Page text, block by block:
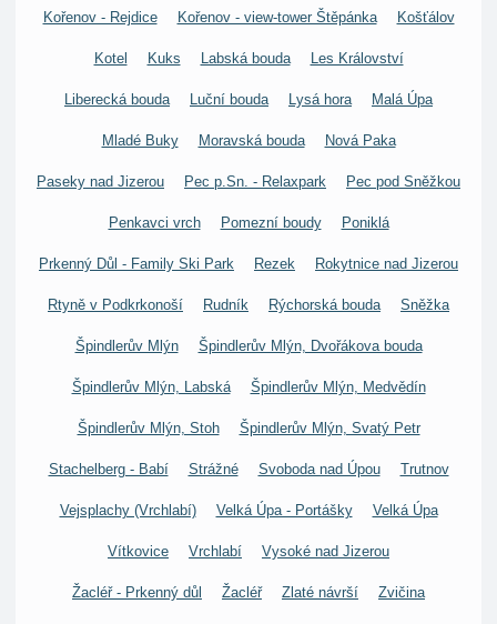
Kořenov - Rejdice Kořenov - view-tower Štěpánka Košťálov
Kotel Kuks Labská bouda Les Království
Liberecká bouda Luční bouda Lysá hora Malá Úpa
Mladé Buky Moravská bouda Nová Paka
Paseky nad Jizerou Pec p.Sn. - Relaxpark Pec pod Sněžkou
Penkavci vrch Pomezní boudy Poniklá
Prkenný Důl - Family Ski Park Rezek Rokytnice nad Jizerou
Rtyně v Podkrkonoší Rudník Rýchorská bouda Sněžka
Špindlerův Mlýn Špindlerův Mlýn, Dvořákova bouda
Špindlerův Mlýn, Labská Špindlerův Mlýn, Medvědín
Špindlerův Mlýn, Stoh Špindlerův Mlýn, Svatý Petr
Stachelberg - Babí Strážné Svoboda nad Úpou Trutnov
Vejsplachy (Vrchlabí) Velká Úpa - Portášky Velká Úpa
Vítkovice Vrchlabí Vysoké nad Jizerou
Žacléř - Prkenný důl Žacléř Zlaté návrší Zvičina